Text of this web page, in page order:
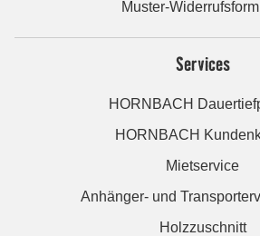
Muster-
Services
HORNBACH
HORNBACH
Mietservice
Anhänger- und
Holzzuschnitt